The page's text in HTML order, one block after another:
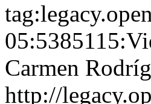
Carmen
http://